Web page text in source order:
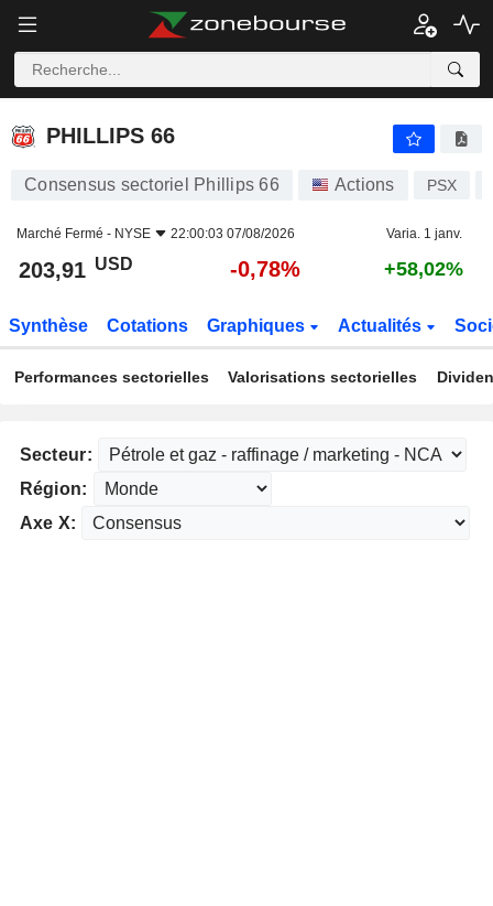
PHILLIPS 66
PHILLIPS 66
Consensus sectoriel Phillips 66 Actions PSX
Marché Fermé - NYSE 22:00:03 07/08/2026 Varia. 1 janv.
203,91 USD -0,78% +58,02%
Synthèse Cotations Graphiques Actualités
Performances sectorielles Valorisations sectorielles
Secteur:
Région:
Axe X: